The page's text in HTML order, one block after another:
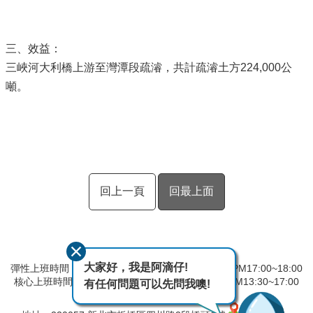
三、效益：
三峽河大利橋上游至灣潭段疏濬，共計疏濬土方224,000公
噸。
回上一頁 回最上面
彈性上班時間：AM8:00~09:00 彈性下班時間：PM17:00~18:00
核心上班時間：星期一 ~ 星期五 AM08:30~12:30 PM13:30~17:00
大家好，我是阿滴仔!
有任何問題可以先問我噢!